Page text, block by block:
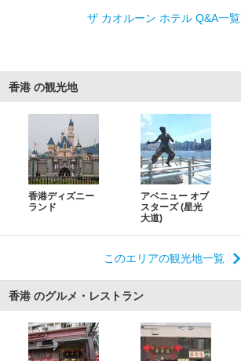
ザ カオルーン ホテル Q&A一覧
香港 の観光地
香港ディズニー
ランド
アベニュー オブ
スターズ (星光
大道)
このエリアの観光地一覧
香港 のグルメ・レストラン